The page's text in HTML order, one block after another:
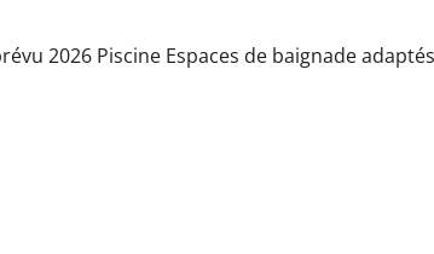
2026 Piscine Espaces de baignade